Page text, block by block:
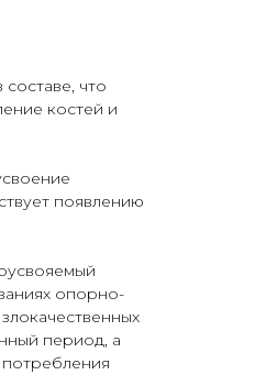
что
костей и
появлению
опорно-
период, а